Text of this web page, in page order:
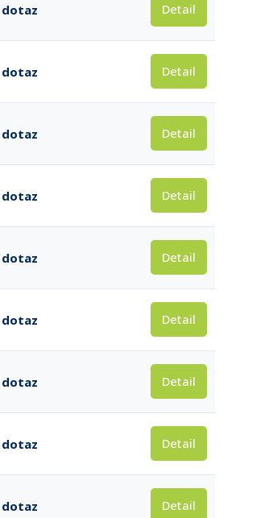
dotaz Detail
dotaz Detail
dotaz Detail
dotaz Detail
dotaz Detail
dotaz Detail
dotaz Detail
dotaz Detail
dotaz Detail